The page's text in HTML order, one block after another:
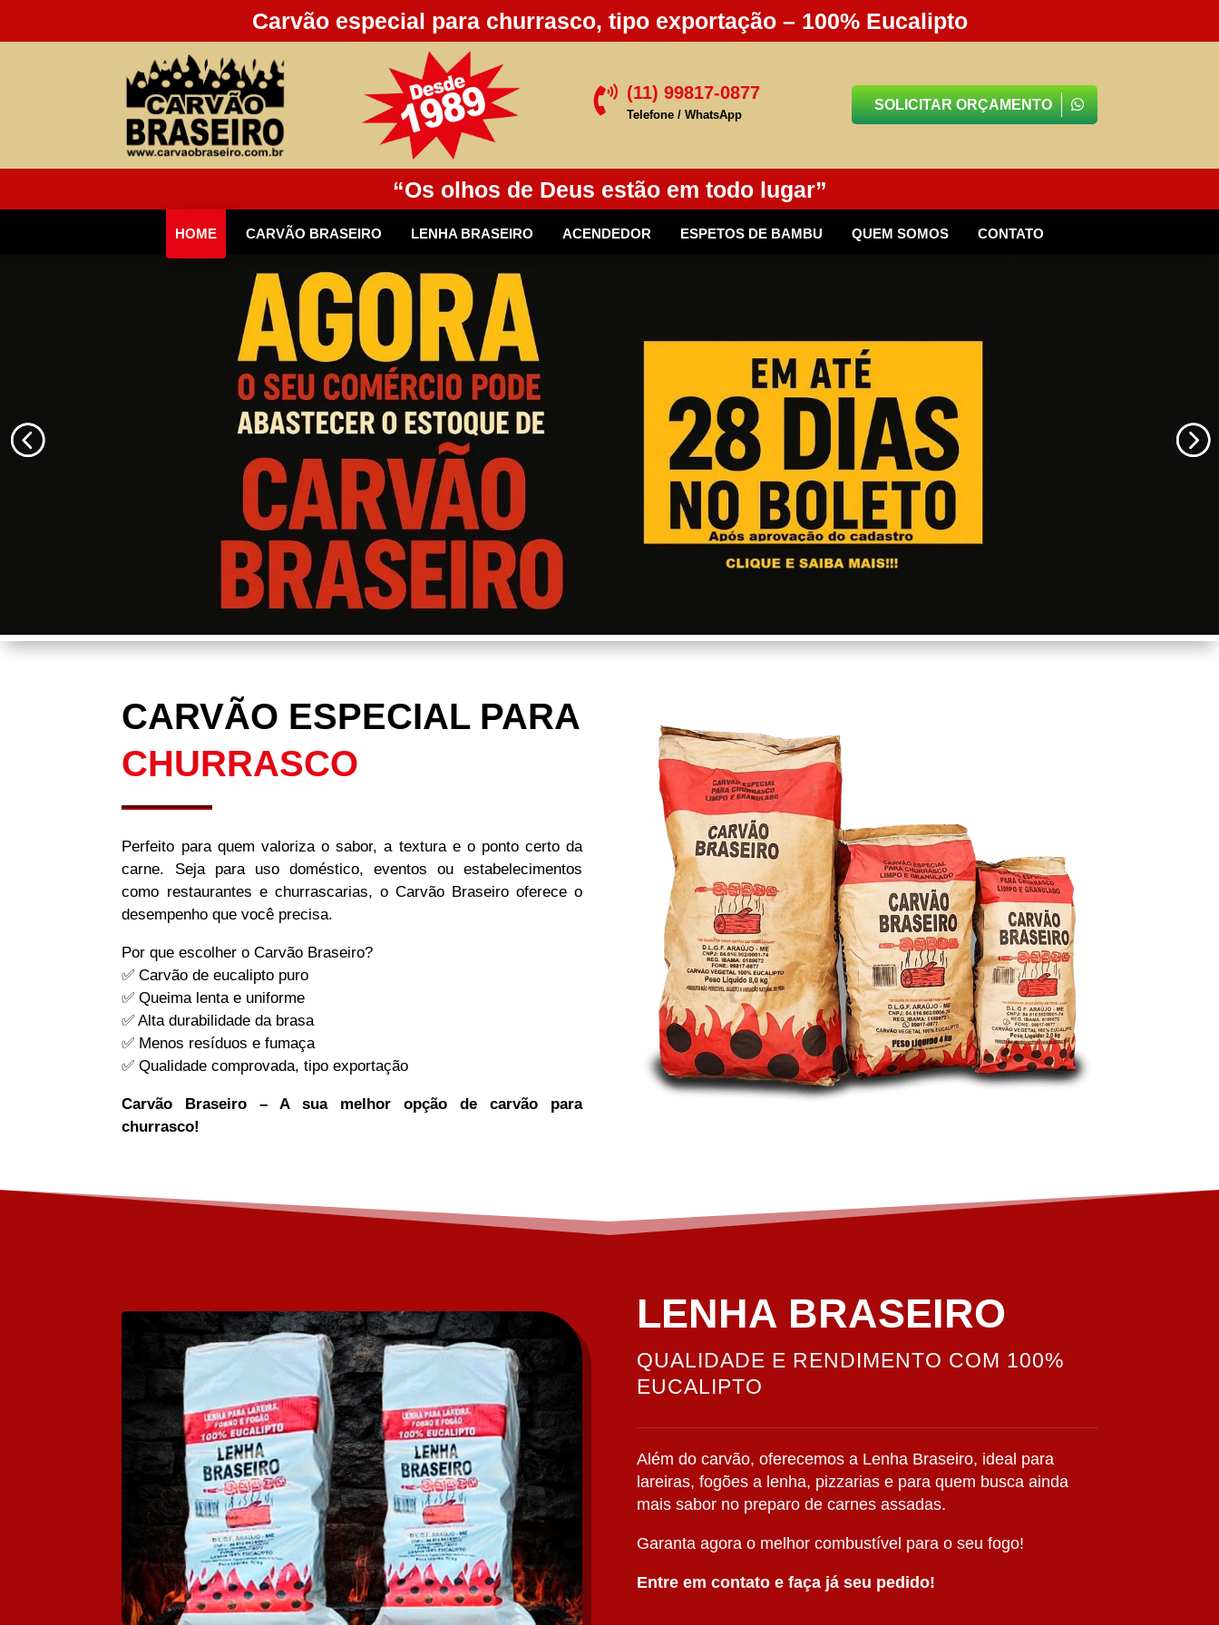
Carvão especial para churrasco, tipo exportação – 100% Eucalipto
 (11) 99817-0877
Telefone / WhatsApp
SOLICITAR ORÇAMENTO
“Os olhos de Deus estão em todo lugar”
HOME CARVÃO BRASEIRO LENHA BRASEIRO ACENDEDOR ESPETOS DE BAMBU QUEM SOMOS CONTATO
CARVÃO ESPECIAL PARA
CHURRASCO
Perfeito para quem valoriza o sabor, a textura e o ponto certo da
carne. Seja para uso doméstico, eventos ou estabelecimentos
como restaurantes e churrascarias, o Carvão Braseiro oferece o
desempenho que você precisa.
Por que escolher o Carvão Braseiro?
✅ Carvão de eucalipto puro
✅ Queima lenta e uniforme
✅ Alta durabilidade da brasa
✅ Menos resíduos e fumaça
✅ Qualidade comprovada, tipo exportação
Carvão Braseiro – A sua melhor opção de carvão para
churrasco!
LENHA BRASEIRO
QUALIDADE E RENDIMENTO COM 100%
EUCALIPTO
Além do carvão, oferecemos a Lenha Braseiro, ideal para
lareiras, fogões a lenha, pizzarias e para quem busca ainda
mais sabor no preparo de carnes assadas.
Garanta agora o melhor combustível para o seu fogo!
Entre em contato e faça já seu pedido!